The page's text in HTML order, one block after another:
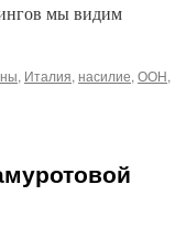
мы видим
, Италия, насилие, ООН,